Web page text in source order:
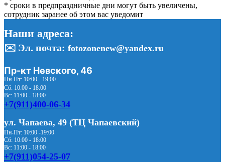
* сроки в предпраздничные дни могут быть увеличены,
сотрудник заранее об этом вас уведомит
Наши адреса:
✉️ Эл. почта: fotozonenew@yandex.ru
Пр-кт Невского, 46
Пн-Пт: 10:00 - 19:00
Сб: 10:00 - 18:00
Вс: 11:00 - 18:00
+7(911)400-06-34
ул. Чапаева, 49 (ТЦ Чапаевский)
Пн-Пт: 10:00 -19:00
Сб: 10:00 - 18:00
Вс: 11:00 - 18:00
+7(911)054-25-07